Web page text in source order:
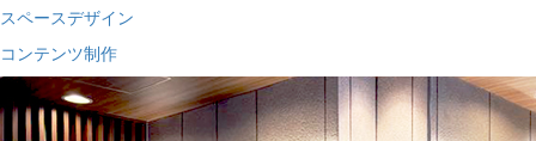
スペースデザイン
コンテンツ制作